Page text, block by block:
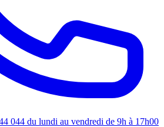
044 du lundi au vendredi de 9h à 17h00